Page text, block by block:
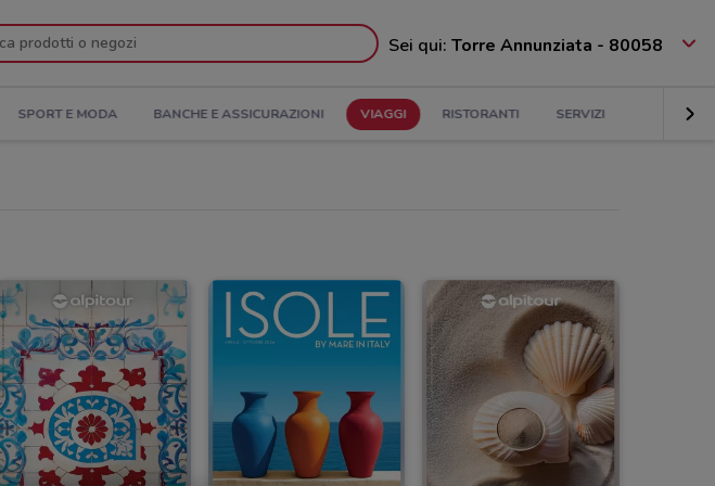
Sei qui: Torre Annunziata - 80058
SPORT E MODA BANCHE E ASSICURAZIONI VIAGGI RISTORANTI SERVIZI